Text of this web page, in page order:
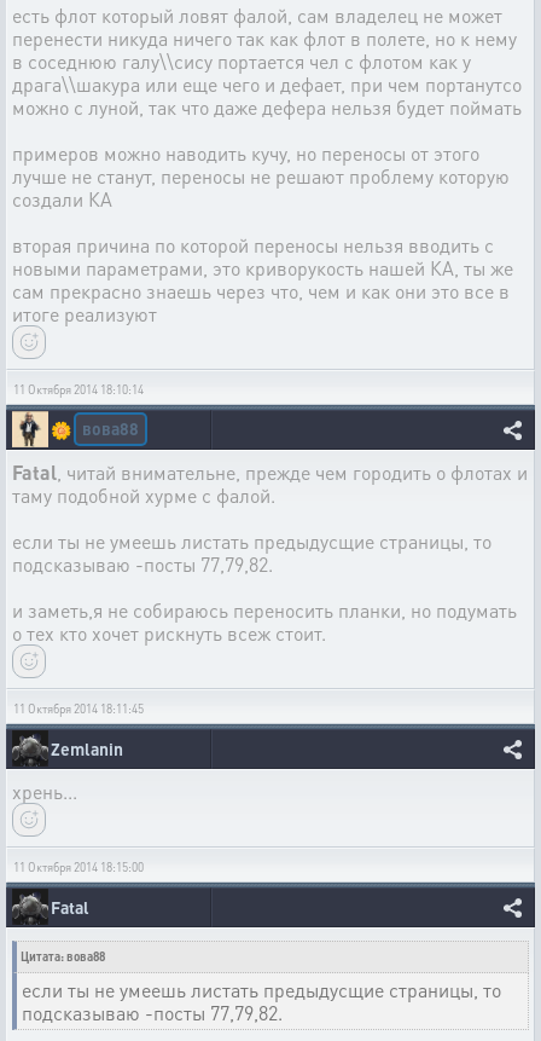
есть флот который ловят фалой, сам владелец не может
перенести никуда ничего так как флот в полете, но к нему
в соседнюю галу\\сису портается чел с флотом как у
драга\\шакура или еще чего и дефает, при чем портанутсо
можно с луной, так что даже дефера нельзя будет поймать
примеров можно наводить кучу, но переносы от этого
лучше не станут, переносы не решают проблему которую
создали КА
вторая причина по которой переносы нельзя вводить с
новыми параметрами, это криворукость нашей КА, ты же
сам прекрасно знаешь через что, чем и как они это все в
итоге реализуют
11 Октября 2014 18:10:14
🌼 вова88
Fatal , читай внимательне, прежде чем городить о флотах и
таму подобной хурме с фалой.
если ты не умеешь листать предыдусщие страницы, то
подсказываю -посты 77,79,82.
и заметь,я не собираюсь переносить планки, но подумать
о тех кто хочет рискнуть всеж стоит.
11 Октября 2014 18:11:45
Zemlanin
хрень...
11 Октября 2014 18:15:00
Fatal
Цитата: вова88
если ты не умеешь листать предыдусщие страницы, то
подсказываю -посты 77,79,82.